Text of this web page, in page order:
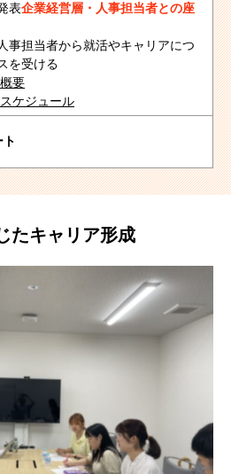
表企業経営層・人事担当者との座
事担当者から就活やキャリアにつ
を受ける
要
ケジュール
たキャリア形成